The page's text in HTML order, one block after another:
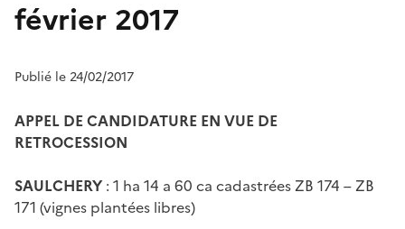
février 2017
Publié le 24/02/2017
APPEL DE CANDIDATURE EN VUE DE
RETROCESSION
SAULCHERY: 1 ha 14 a 60 ca cadastrées ZB 174 – ZB
171 (vignes plantées libres)